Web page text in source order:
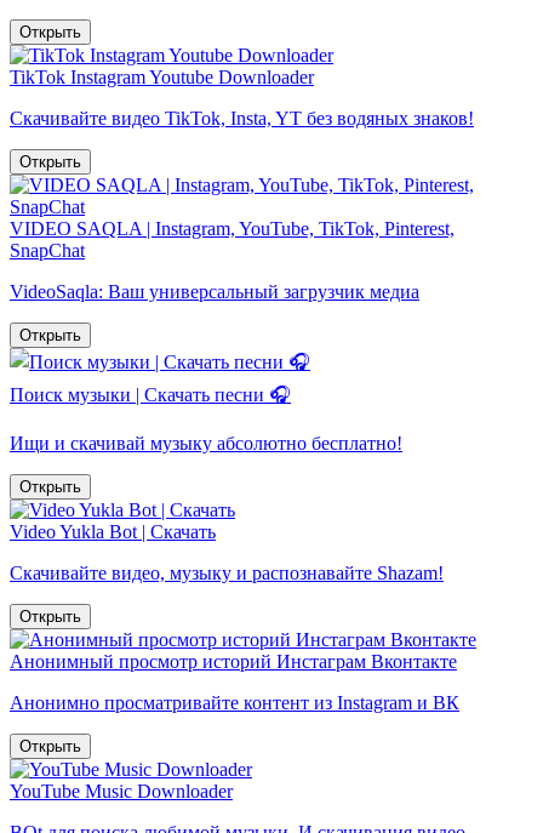
Открыть
TikTok Instagram Youtube Downloader
Скачивайте видео TikTok, Insta, YT без водяных знаков!
Открыть
VIDEO SAQLA | Instagram, YouTube, TikTok, Pinterest,
SnapChat
VideoSaqla: Ваш универсальный загрузчик медиа
Открыть
Поиск музыки | Скачать песни 🎧
Ищи и скачивай музыку абсолютно бесплатно!
Открыть
Video Yukla Bot | Скачать
Скачивайте видео, музыку и распознавайте Shazam!
Открыть
Анонимный просмотр историй Инстаграм Вконтакте
Анонимно просматривайте контент из Instagram и ВК
Открыть
YouTube Music Downloader